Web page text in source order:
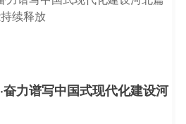
力谱写中国式现代化建设河